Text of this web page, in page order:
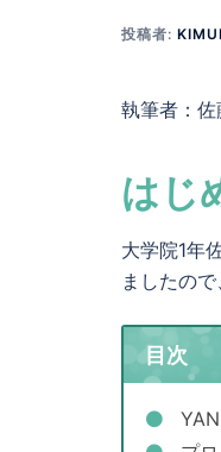
投稿者:
執筆者：佐
はじ
大学院1年
ましたの
目次